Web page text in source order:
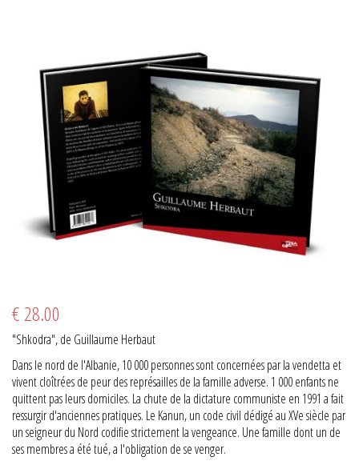
€ 28.00
"Shkodra", de Guillaume Herbaut
Dans le nord de l'Albanie, 10 000 personnes sont concernées par la vendetta et
vivent cloîtrées de peur des représailles de la famille adverse. 1 000 enfants ne
quittent pas leurs domiciles. La chute de la dictature communiste en 1991 a fait
ressurgir d'anciennes pratiques. Le Kanun, un code civil dédigé au XVe siècle par
un seigneur du Nord codifie strictement la vengeance. Une famille dont un de
ses membres a été tué, a l'obligation de se venger.